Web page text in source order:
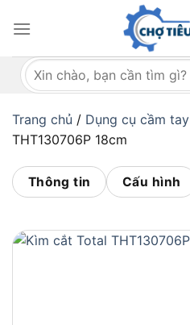
qua
dungTìm
kiếm:
Trang chủ / Dụng cụ cầm tay
THT130706P 18cm
Thông tin Cấu hình